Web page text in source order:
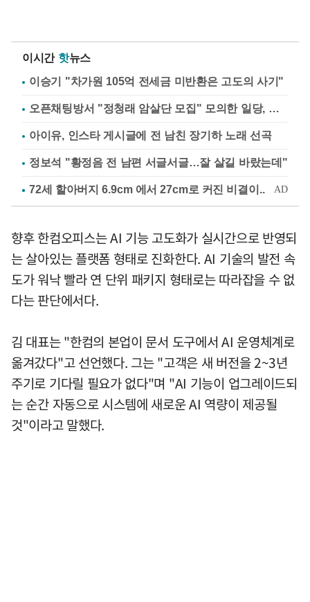
이시간 핫뉴스
이승기 "차가원 105억 전세금 미반환은 고도의 사기"
오픈채팅방서 "정청래 암살단 모집" 모의한 일당, 불구속 송치
아이유, 인스타 게시글에 전 남친 장기하 노래 선곡
정보석 "황정음 전 남편 서글서글…잘 살길 바랐는데"
향후 한컴오피스는 AI 기능 고도화가 실시간으로 반영되
는 살아있는 플랫폼 형태로 진화한다. AI 기술의 발전 속
도가 워낙 빨라 연 단위 패키지 형태로는 따라잡을 수 없
다는 판단에서다.
김 대표는 "한컴의 본업이 문서 도구에서 AI 운영체계로
옮겨갔다"고 선언했다. 그는 "고객은 새 버전을 2~3년
주기로 기다릴 필요가 없다"며 "AI 기능이 업그레이드되
는 순간 자동으로 시스템에 새로운 AI 역량이 제공될
것"이라고 말했다.